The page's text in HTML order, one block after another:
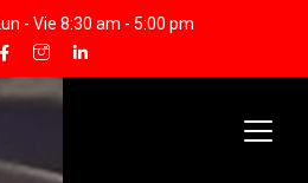
- Vie 8:30 am - 5:00 pm